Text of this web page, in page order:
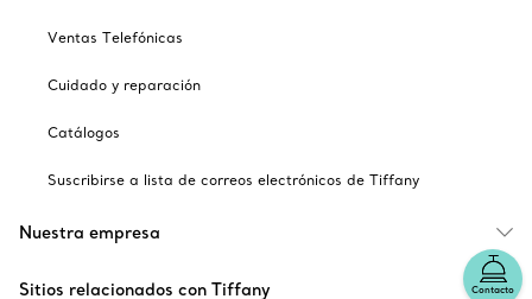
Contacto
Ventas Telefónicas
Cuidado y reparación
Catálogos
Suscribirse a lista de correos electrónicos de Tiffany
Nuestra empresa
Sitios relacionados con Tiffany